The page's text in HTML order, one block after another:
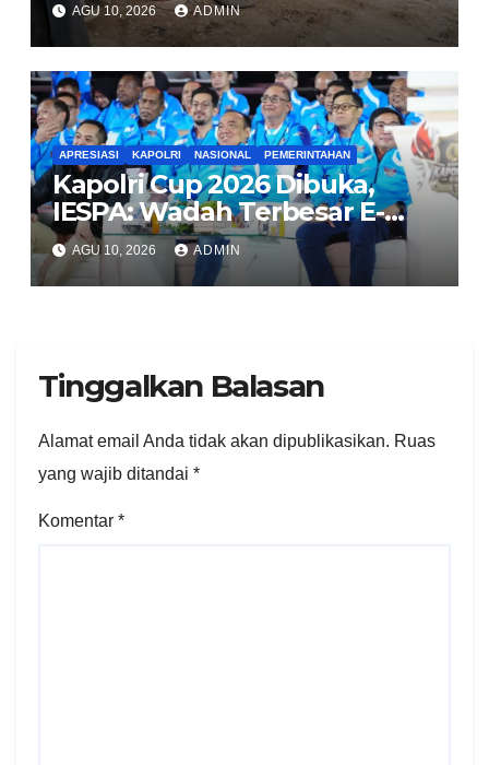
turun tangan
AGU 10, 2026 ADMIN
APRESIASI KAPOLRI NASIONAL PEMERINTAHAN
Kapolri Cup 2026 Dibuka,
IESPA: Wadah Terbesar E-
Sports Amatir untuk Talenta
Daerah
AGU 10, 2026 ADMIN
Tinggalkan Balasan
Alamat email Anda tidak akan dipublikasikan. Ruas
yang wajib ditandai *
Komentar *